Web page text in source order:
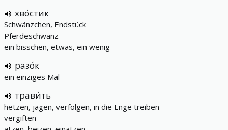
хво́стик
Schwänzchen, Endstück
Pferdeschwanz
ein bisschen, etwas, ein wenig
разо́к
ein einziges Mal
трави́ть
hetzen, jagen, verfolgen, in die Enge treiben
vergiften